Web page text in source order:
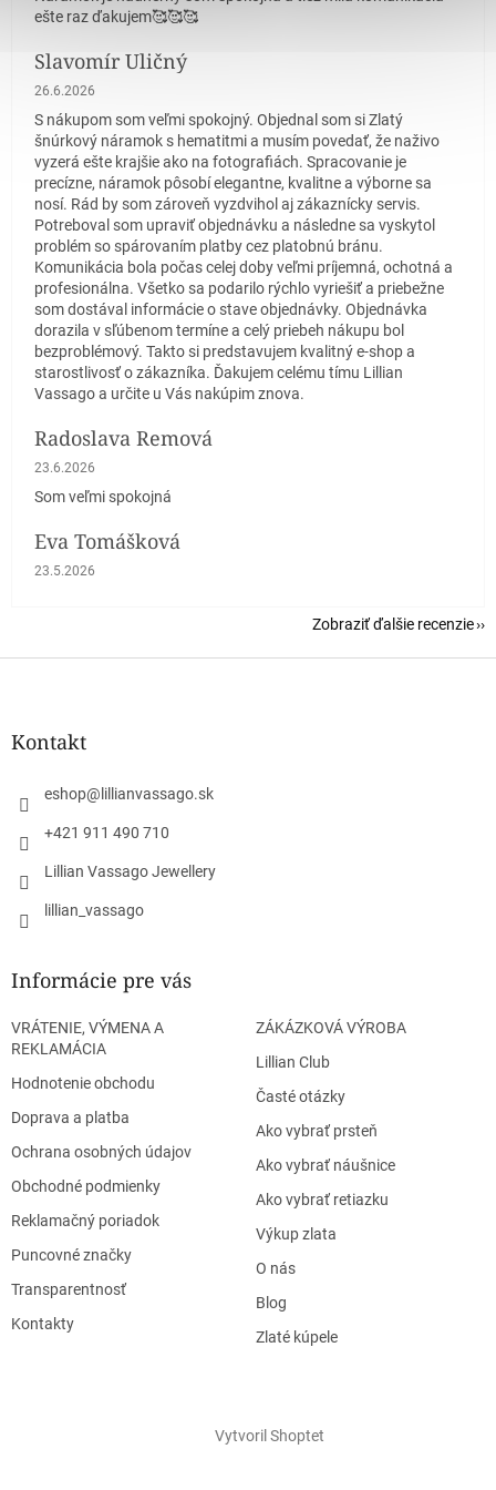
ešte raz ďakujem🥰🥰🥰
Slavomír Uličný
Hodnotenie obchodu je 5 z 5 hviezdičiek.
26.6.2026
S nákupom som veľmi spokojný. Objednal som si Zlatý
šnúrkový náramok s hematitmi a musím povedať, že naživo
vyzerá ešte krajšie ako na fotografiách. Spracovanie je
precízne, náramok pôsobí elegantne, kvalitne a výborne sa
nosí. Rád by som zároveň vyzdvihol aj zákaznícky servis.
Potreboval som upraviť objednávku a následne sa vyskytol
problém so spárovaním platby cez platobnú bránu.
Komunikácia bola počas celej doby veľmi príjemná, ochotná a
profesionálna. Všetko sa podarilo rýchlo vyriešiť a priebežne
som dostával informácie o stave objednávky. Objednávka
dorazila v sľúbenom termíne a celý priebeh nákupu bol
bezproblémový. Takto si predstavujem kvalitný e-shop a
starostlivosť o zákazníka. Ďakujem celému tímu Lillian
Vassago a určite u Vás nakúpim znova.
Radoslava Remová
Hodnotenie obchodu je 5 z 5 hviezdičiek.
23.6.2026
Som veľmi spokojná
Eva Tomášková
Hodnotenie obchodu je 5 z 5 hviezdičiek.
23.5.2026
Zobraziť ďalšie recenzie
Z
Kontakt
eshop@ lillianvassago.sk
+421 911 490 710
Lillian Vassago Jewellery
lillian_vassago
Informácie pre vás
VRÁTENIE, VÝMENA A
REKLAMÁCIA
Hodnotenie obchodu
Doprava a platba
Ochrana osobných údajov
Obchodné podmienky
Reklamačný poriadok
Puncovné značky
Transparentnosť
Kontakty
ZÁKÁZKOVÁ VÝROBA
Lillian Club
Časté otázky
Ako vybrať prsteň
Ako vybrať náušnice
Ako vybrať retiazku
Výkup zlata
O nás
Blog
Zlaté kúpele
Vytvoril Shoptet